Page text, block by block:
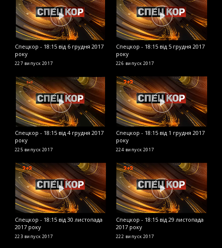
Спецкор - 18:15 від 6 грудня 2017
року
227 випуск 2017
Спецкор - 18:15 від 5 грудня 2017
року
226 випуск 2017
Спецкор - 18:15 від 4 грудня 2017
року
225 випуск 2017
Спецкор - 18:15 від 1 грудня 2017
року
224 випуск 2017
Спецкор - 18:15 від 30 листопада
2017 року
223 випуск 2017
Спецкор - 18:15 від 29 листопада
2017 року
222 випуск 2017